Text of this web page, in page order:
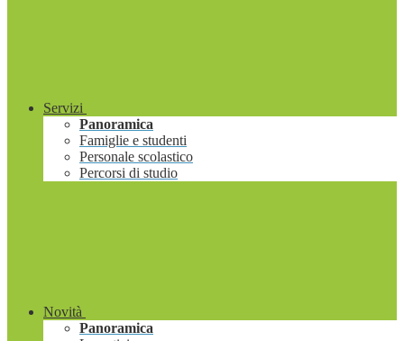
Servizi
Panoramica
Famiglie e studenti
Personale scolastico
Percorsi di studio
Novità
Panoramica